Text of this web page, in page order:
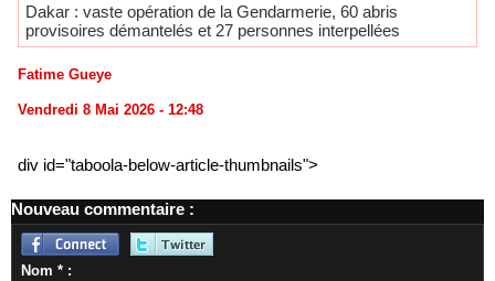
Dakar : vaste opération de la Gendarmerie, 60 abris
provisoires démantelés et 27 personnes interpellées
Fatime Gueye
Vendredi 8 Mai 2026 - 12:48
div id="taboola-below-article-thumbnails">
Nouveau commentaire :
Nom * :